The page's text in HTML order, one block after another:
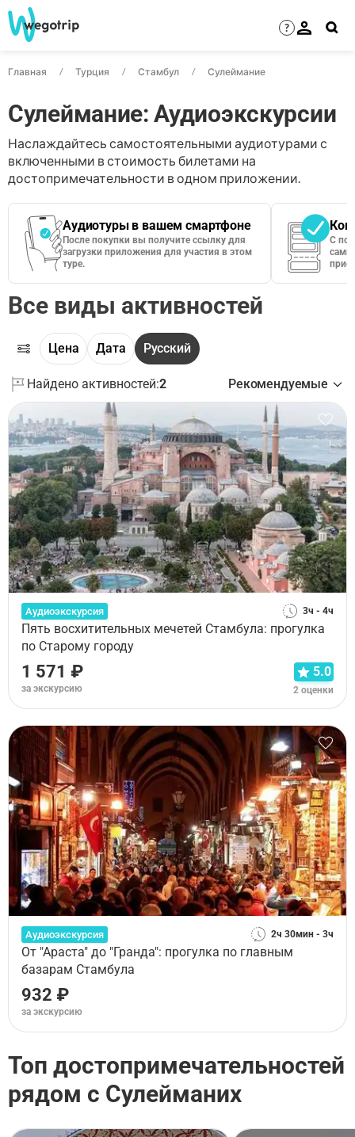
?
Главная Турция Стамбул Сулеймание
Сулеймание: Аудиоэкскурсии
Наслаждайтесь самостоятельными аудиотурами с
включенными в стоимость билетами на
достопримечательности в одном приложении.
Аудиотуры в вашем смартфоне
После покупки вы получите ссылку для
загрузки приложения для участия в этом
туре.
С
сами
Все виды активностей
Цена Дата Русский
Найдено активностей:2 Рекомендуемые
Аудиоэкскурсия 3ч - 4ч
Пять восхитительных мечетей Стамбула: прогулка
по Старому городу
1 571 ₽
за экскурсию
5.0
2 оценки
Аудиоэкскурсия 2ч 30мин - 3ч
От "Араста" до "Гранда": прогулка по главным
базарам Стамбула
932 ₽
за экскурсию
Топ достопримечательностей
рядом с Сулейманих